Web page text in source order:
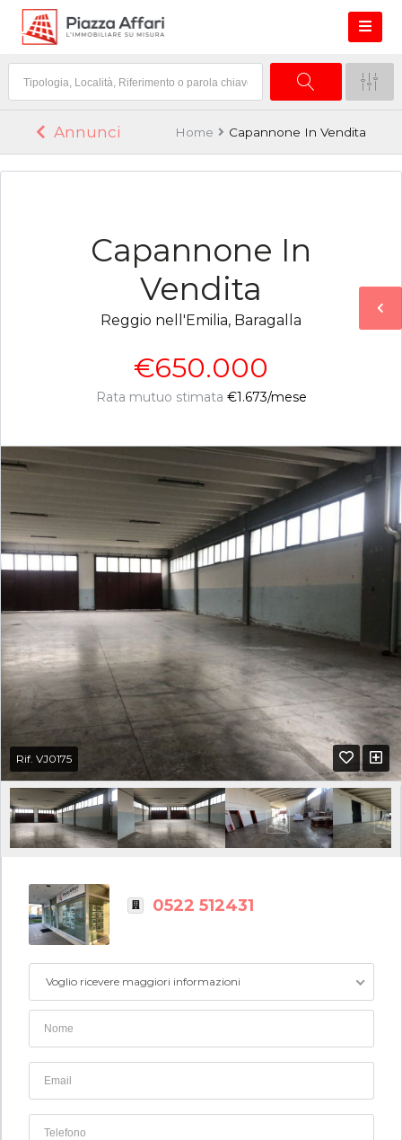
Annunci Home Capannone In Vendita
Capannone In
Vendita
Reggio nell'Emilia, Baragalla
€650.000
Rata mutuo stimata €1.673/mese
Rif. VJ0175
0522 512431
Voglio ricevere maggiori informazioni